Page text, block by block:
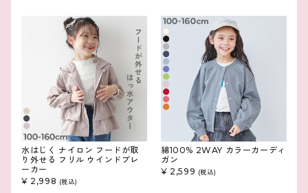
水はじく ナイロン フードが取
り外せる フリル ウインドブレ
ーカー
¥ 2,998 (税込)
綿100% 2WAY カラーカーディ
ガン
¥ 2,599 (税込)